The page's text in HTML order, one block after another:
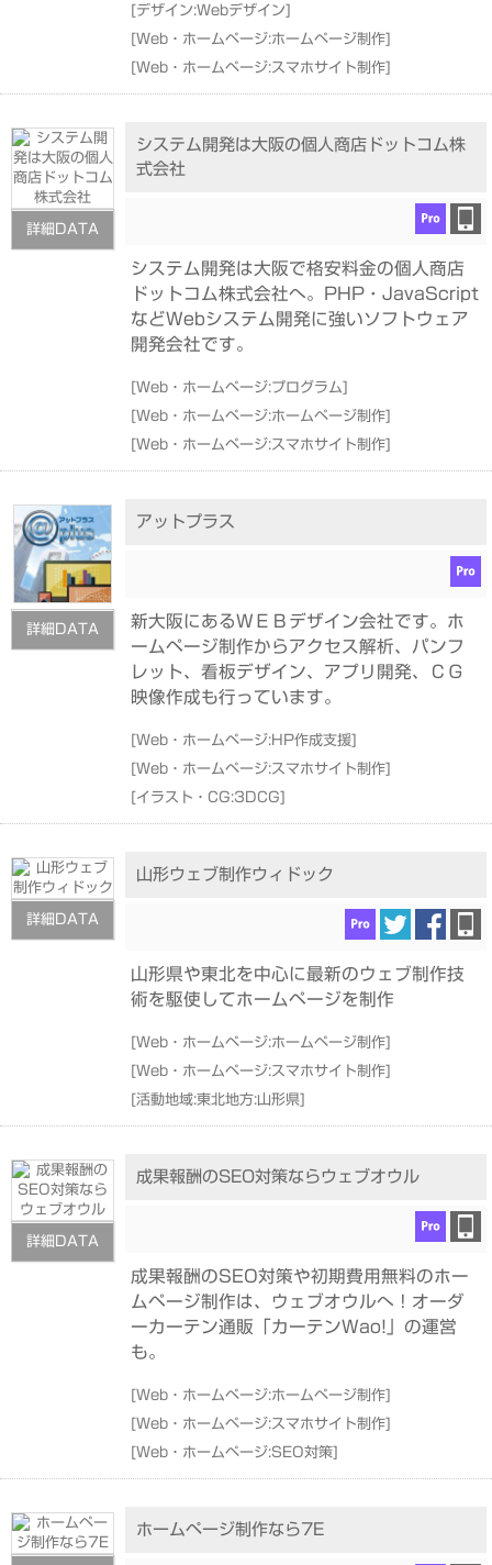
[デザイン:Webデザイン]
[Web・ホームページ:ホームページ制作]
[Web・ホームページ:スマホサイト制作]
詳細DATA
システム開発は大阪の個人商店ドットコム株
式会社
システム開発は大阪で格安料金の個人商店
ドットコム株式会社へ。PHP・JavaScript
などWebシステム開発に強いソフトウェア
開発会社です。
[Web・ホームページ:プログラム]
[Web・ホームページ:ホームページ制作]
[Web・ホームページ:スマホサイト制作]
詳細DATA
アットプラス
新大阪にあるＷＥＢデザイン会社です。ホ
ームページ制作からアクセス解析、パンフ
レット、看板デザイン、アプリ開発、ＣＧ
映像作成も行っています。
[Web・ホームページ:HP作成支援]
[Web・ホームページ:スマホサイト制作]
[イラスト・CG:3DCG]
詳細DATA
山形ウェブ制作ウィドック
山形県や東北を中心に最新のウェブ制作技
術を駆使してホームページを制作
[Web・ホームページ:ホームページ制作]
[Web・ホームページ:スマホサイト制作]
[活動地域:東北地方:山形県]
詳細DATA
成果報酬のSEO対策ならウェブオウル
成果報酬のSEO対策や初期費用無料のホー
ムページ制作は、ウェブオウルへ！オーダ
ーカーテン通販「カーテンWao!」の運営
も。
[Web・ホームページ:ホームページ制作]
[Web・ホームページ:スマホサイト制作]
[Web・ホームページ:SEO対策]
ホームページ制作なら7E